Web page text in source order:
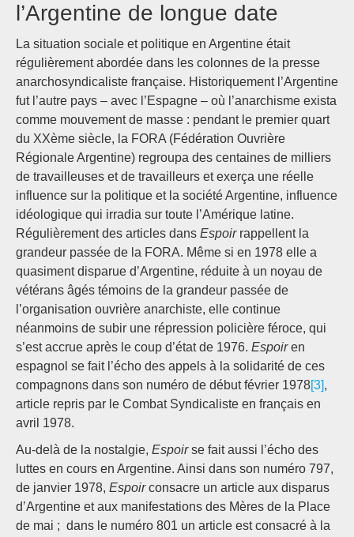
l’Argentine de longue date
La situation sociale et politique en Argentine était
régulièrement abordée dans les colonnes de la presse
anarchosyndicaliste française. Historiquement l’Argentine
fut l’autre pays – avec l’Espagne – où l’anarchisme exista
comme mouvement de masse : pendant le premier quart
du XXème siècle, la FORA (Fédération Ouvrière
Régionale Argentine) regroupa des centaines de milliers
de travailleuses et de travailleurs et exerça une réelle
influence sur la politique et la société Argentine, influence
idéologique qui irradia sur toute l’Amérique latine.
Régulièrement des articles dans Espoirrappellent la
grandeur passée de la FORA. Même si en 1978 elle a
quasiment disparue d’Argentine, réduite à un noyau de
vétérans âgés témoins de la grandeur passée de
l’organisation ouvrière anarchiste, elle continue
néanmoins de subir une répression policière féroce, qui
s’est accrue après le coup d’état de 1976. Espoiren
espagnol se fait l’écho des appels à la solidarité de ces
compagnons dans son numéro de début février 1978[3],
article repris par le Combat Syndicaliste en français en
avril 1978.
Au-delà de la nostalgie, Espoirse fait aussi l’écho des
luttes en cours en Argentine. Ainsi dans son numéro 797,
de janvier 1978, Espoirconsacre un article aux disparus
d’Argentine et aux manifestations des Mères de la Place
de mai ; dans le numéro 801 un article est consacré à la